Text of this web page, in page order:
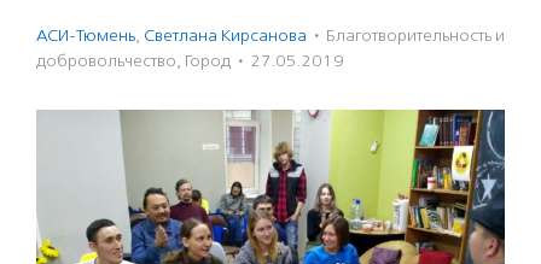
АСИ-Тюмень, Светлана Кирсанова · Благотвори­тель­ность и
доброволь­чест­во, Город · 27.05.2019